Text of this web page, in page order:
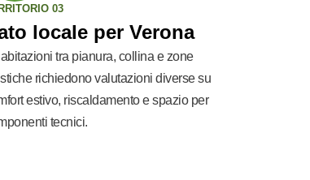
03
locale per Verona
abitazioni tra pianura, collina e zone
richiedono valutazioni diverse su
estivo, riscaldamento e spazio per
tecnici.